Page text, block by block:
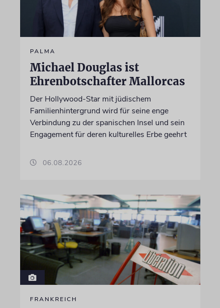
PALMA
Michael Douglas ist
Ehrenbotschafter Mallorcas
Der Hollywood-Star mit jüdischem
Familienhintergrund wird für seine enge
Verbindung zu der spanischen Insel und sein
Engagement für deren kulturelles Erbe geehrt
06.08.2026
FRANKREICH